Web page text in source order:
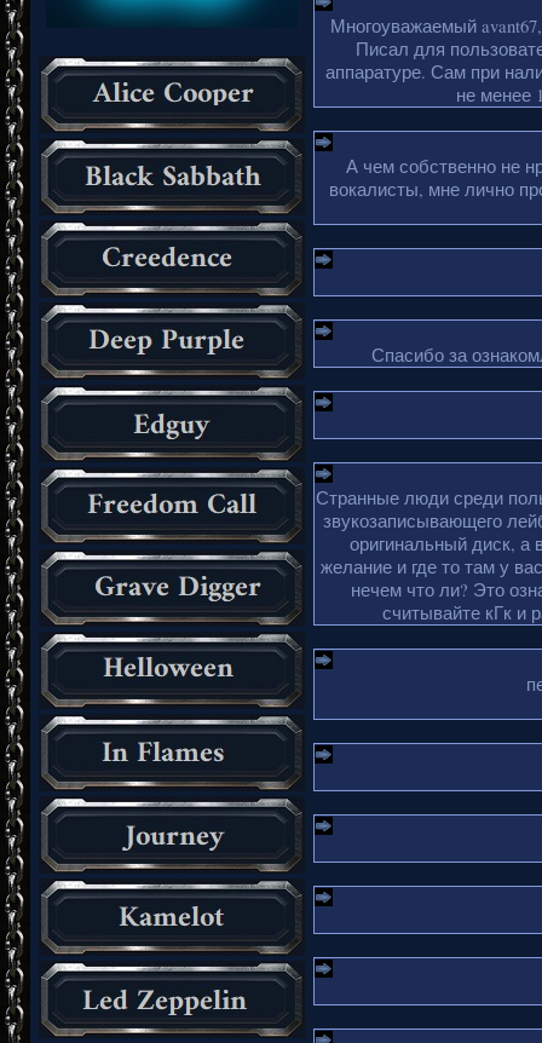
Многоуважаемый
Писал для
аппаратуре. Сам при
не менее
А чем собственно не
вокалисты, мне лично
Спасибо за
Странные люди среди
звукозаписывающего
оригинальный диск, а
желание и где то там у
нечем что ли? Это
считывайте кГк и